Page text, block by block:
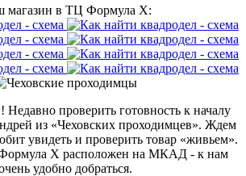
магазин в ТЦ Формула Х:
проверить готовность к началу
из «Чеховских проходимцев». Ждем
увидеть и проверить товар «живьем».
Х расположен на МКАД - к нам
удобно добраться.